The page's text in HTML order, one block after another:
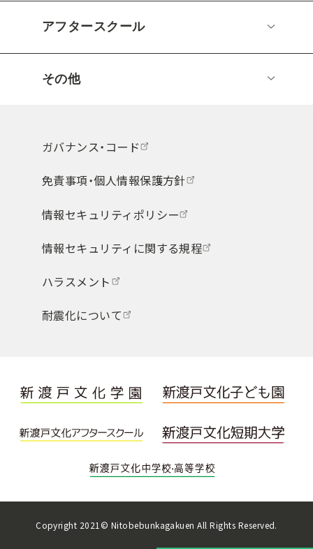
アフタースクール
その他
ガバナンス・コード
免責事項・個人情報保護方針
情報セキュリティポリシー
情報セキュリティに関する規程
ハラスメント
耐震化について
Copyright 2021© Nitobebunkagakuen All Rights Reserved.